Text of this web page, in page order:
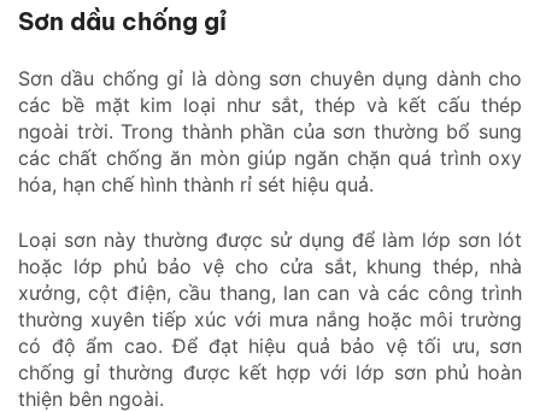
Sơn dầu chống gỉ
Sơn dầu chống gỉ là dòng sơn chuyên dụng dành cho
các bề mặt kim loại như sắt, thép và kết cấu thép
ngoài trời. Trong thành phần của sơn thường bổ sung
các chất chống ăn mòn giúp ngăn chặn quá trình oxy
hóa, hạn chế hình thành rỉ sét hiệu quả.
Loại sơn này thường được sử dụng để làm lớp sơn lót
hoặc lớp phủ bảo vệ cho cửa sắt, khung thép, nhà
xưởng, cột điện, cầu thang, lan can và các công trình
thường xuyên tiếp xúc với mưa nắng hoặc môi trường
có độ ẩm cao. Để đạt hiệu quả bảo vệ tối ưu, sơn
chống gỉ thường được kết hợp với lớp sơn phủ hoàn
thiện bên ngoài.